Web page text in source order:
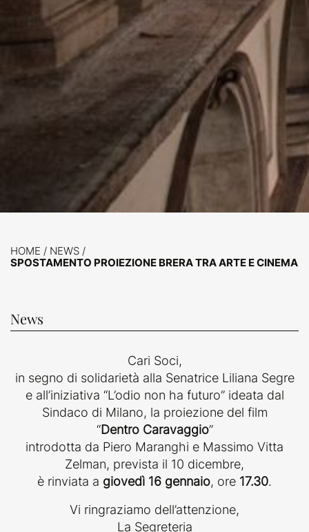
HOME / NEWS /
SPOSTAMENTO PROIEZIONE BRERA TRA ARTE E CINEMA
News
Cari Soci,
in segno di solidarietà alla Senatrice Liliana Segre
e all’iniziativa “L’odio non ha futuro” ideata dal
Sindaco di Milano, la proiezione del film
“Dentro Caravaggio”
introdotta da Piero Maranghi e Massimo Vitta
Zelman, prevista il 10 dicembre,
è rinviata a giovedì 16 gennaio, ore 17.30.
Vi ringraziamo dell’attenzione,
La Segreteria